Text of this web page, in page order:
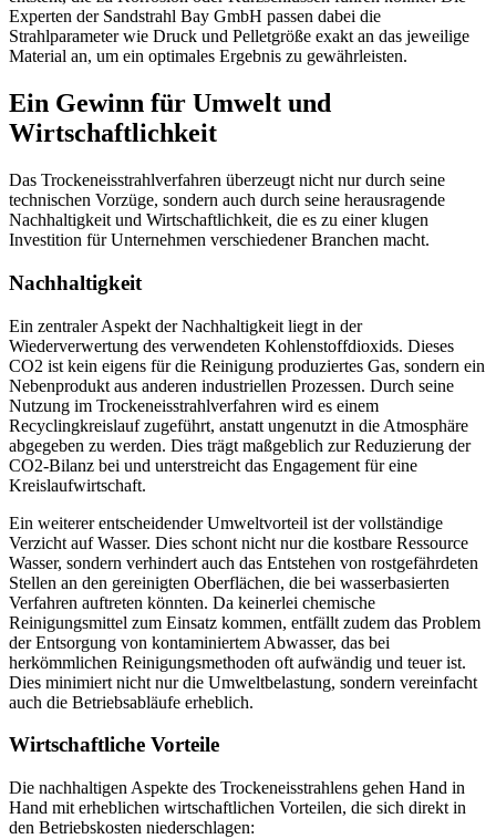
Experten der Sandstrahl Bay GmbH passen dabei die
Strahlparameter wie Druck und Pelletgröße exakt an das jeweilige
Material an, um ein optimales Ergebnis zu gewährleisten.
Ein Gewinn für Umwelt und
Wirtschaftlichkeit
Das Trockeneisstrahlverfahren überzeugt nicht nur durch seine
technischen Vorzüge, sondern auch durch seine herausragende
Nachhaltigkeit und Wirtschaftlichkeit, die es zu einer klugen
Investition für Unternehmen verschiedener Branchen macht.
Nachhaltigkeit
Ein zentraler Aspekt der Nachhaltigkeit liegt in der
Wiederverwertung des verwendeten Kohlenstoffdioxids. Dieses
CO2 ist kein eigens für die Reinigung produziertes Gas, sondern ein
Nebenprodukt aus anderen industriellen Prozessen. Durch seine
Nutzung im Trockeneisstrahlverfahren wird es einem
Recyclingkreislauf zugeführt, anstatt ungenutzt in die Atmosphäre
abgegeben zu werden. Dies trägt maßgeblich zur Reduzierung der
CO2-Bilanz bei und unterstreicht das Engagement für eine
Kreislaufwirtschaft.
Ein weiterer entscheidender Umweltvorteil ist der vollständige
Verzicht auf Wasser. Dies schont nicht nur die kostbare Ressource
Wasser, sondern verhindert auch das Entstehen von rostgefährdeten
Stellen an den gereinigten Oberflächen, die bei wasserbasierten
Verfahren auftreten könnten. Da keinerlei chemische
Reinigungsmittel zum Einsatz kommen, entfällt zudem das Problem
der Entsorgung von kontaminiertem Abwasser, das bei
herkömmlichen Reinigungsmethoden oft aufwändig und teuer ist.
Dies minimiert nicht nur die Umweltbelastung, sondern vereinfacht
auch die Betriebsabläufe erheblich.
Wirtschaftliche Vorteile
Die nachhaltigen Aspekte des Trockeneisstrahlens gehen Hand in
Hand mit erheblichen wirtschaftlichen Vorteilen, die sich direkt in
den Betriebskosten niederschlagen: